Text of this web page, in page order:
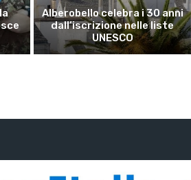
Alberobello celebra i 30 anni
dall’iscrizione nelle liste
UNESCO